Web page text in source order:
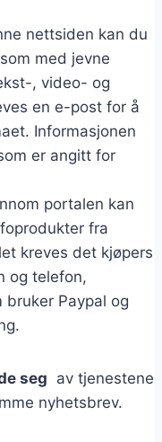
nettsiden kan du
med jevne
, video- og
en e-post for å
Informasjonen
er angitt for
portalen kan
fra
kreves det kjøpers
og telefon,
Paypal og
seg av tjenestene
nyhetsbrev.